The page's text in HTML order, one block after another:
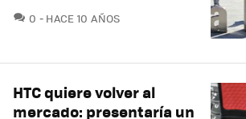
0 COMENTARIOS
HACE 10 AÑOS
HTC quiere volver al
mercado: presentaría un